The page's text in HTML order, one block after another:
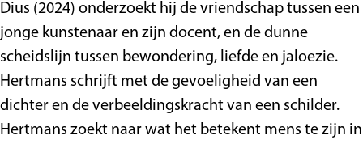
a
f
é
r
C
a
f
é
r
C
a
f
é
a
f
é
a
i
r
C
a
f
o
k
H
e
t
S
e
H
e
t
S
p
r
a
m
H
e
t
e
e
l
h
u
i
Dius (2024) onderzoekt hij de vriendschap tussen een
jonge kunstenaar en zijn docent, en de dunne
scheidslijn tussen bewondering, liefde en jaloezie.
Hertmans schrijft met de gevoeligheid van een
dichter en de verbeeldingskracht van een schilder.
Hertmans zoekt naar wat het betekent mens te zijn in